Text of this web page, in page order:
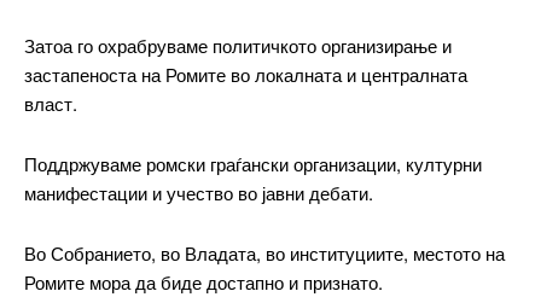
Pro
$
ИЗБЕРЕТЕ ПЛАН
Full member access:
Затоа го охрабруваме политичкото организирање и
застапеноста на Ромите во локалната и централната
власт.
Поддржуваме ромски граѓански организации, културни
манифестации и учество во јавни дебати.
Во Собранието, во Владата, во институциите, местото на
Ромите мора да биде достапно и признато.